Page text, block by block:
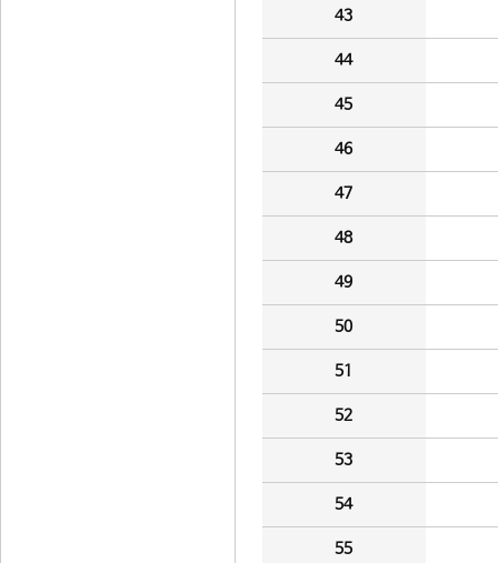
43
44
45
46
47
48
49
50
51
52
53
54
55